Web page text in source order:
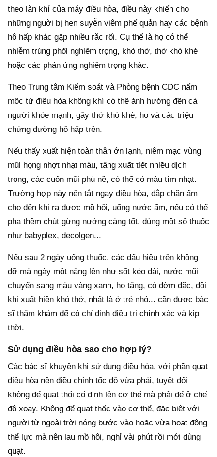
theo làn khí của máy điều hòa, điều này khiến cho
những nguời bị hen suyễn viêm phế quản hay các bệnh
hô hấp khác gặp nhiều rắc rối. Cụ thể là họ có thể
nhiễm trùng phổi nghiêm trọng, khó thở, thở khò khè
hoặc các phản ứng nghiêm trọng khác.
Theo Trung tâm Kiểm soát và Phòng bệnh CDC nấm
mốc từ điều hòa không khí có thể ảnh hưởng đến cả
người khỏe mạnh, gây thở khò khè, ho và các triệu
chứng đường hô hấp trên.
Nếu thấy xuất hiện toàn thân ớn lạnh, niêm mạc vùng
mũi họng nhợt nhạt màu, tăng xuất tiết nhiều dịch
trong, các cuốn mũi phù nề, có thể có màu tím nhạt.
Trường hợp này nên tắt ngay điều hòa, đắp chăn ấm
cho đến khi ra được mồ hôi, uống nước ấm, nếu có thể
pha thêm chút gừng nướng càng tốt, dùng một số thuốc
như babyplex, decolgen...
Nếu sau 2 ngày uống thuốc, các dấu hiệu trên không
đỡ mà ngày một nặng lên như sốt kéo dài, nước mũi
chuyển sang màu vàng xanh, ho tăng, có đờm đặc, đôi
khi xuất hiện khó thở, nhất là ở trẻ nhỏ... cần được bác
sĩ thăm khám để có chỉ định điều trị chính xác và kịp
thời.
Sử dụng điều hòa sao cho hợp lý?
Các bác sĩ khuyên khi sử dụng điều hòa, với phần quạt
điều hòa nên điều chỉnh tốc độ vừa phải, tuyệt đối
không để quạt thổi cố định lên cơ thể mà phải để ở chế
độ xoay. Không để quạt thốc vào cơ thể, đặc biệt với
người từ ngoài trời nóng bước vào hoặc vừa hoạt động
thể lực mà nên lau mồ hôi, nghỉ vài phút rồi mới dùng
quạt.